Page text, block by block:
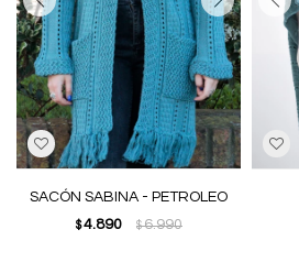
SACÓN SABINA - PETROLEO
$ 4.890 $6.990